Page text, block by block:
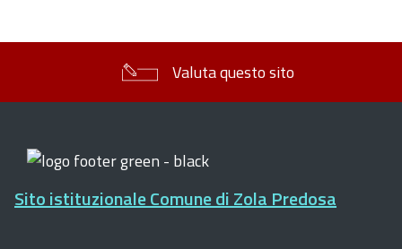
Valuta questo sito
Sito istituzionale Comune di Zola Predosa